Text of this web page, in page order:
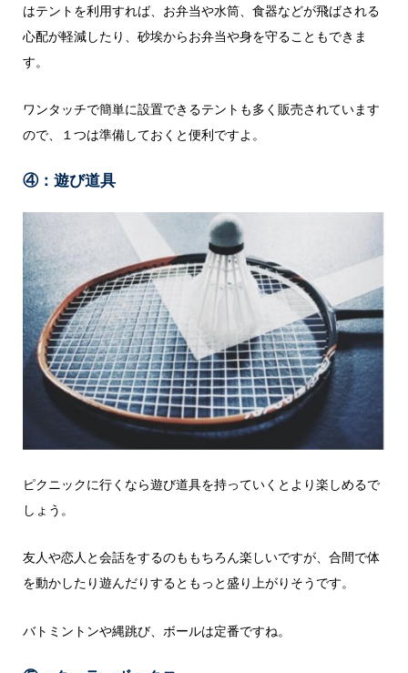
はテントを利用すれば、お弁当や水筒、食器などが飛ばされる
心配が軽減したり、砂埃からお弁当や身を守ることもできま
す。
ワンタッチで簡単に設置できるテントも多く販売されています
ので、１つは準備しておくと便利ですよ。
④：遊び道具
ピクニックに行くなら遊び道具を持っていくとより楽しめるで
しょう。
友人や恋人と会話をするのももちろん楽しいですが、合間で体
を動かしたり遊んだりするともっと盛り上がりそうです。
バトミントンや縄跳び、ボールは定番ですね。